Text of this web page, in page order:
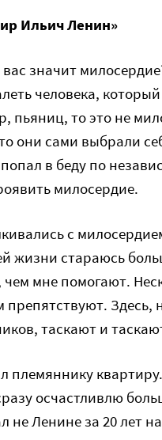
Ильич Ленин»
значит
человека,
пьяниц, то это не
они сами выбрали
в беду по
милосердие.
с
жизни стараюсь
мне помогают.
препятствуют.
таскают и
племяннику
осчастливлю
не Ленине за 20 лет